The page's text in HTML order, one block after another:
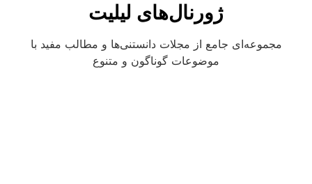
ژورنال‌های لیلیت
مجموعه‌ای جامع از مجلات دانستنی‌ها و مطالب مفید با
موضوعات گوناگون و متنوع